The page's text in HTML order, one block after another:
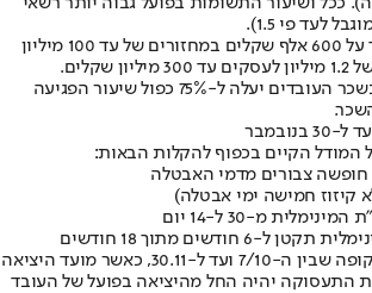
לעד פי 1.5).
- תקרת הפיצוי תעמוד על 600 אלף שקלים במחזורים של עד 100 מיליון
שקלים.
- שיעור ההשתתפות בשכר העובדים יעלה ל-75% כפול שיעור הפגיעה
המודל הקיים בכפוף להקלות הבאות:
חופשה צבורים מדמי האבטלה
קיזוז חמישה ימי אבטלה)
מ-30 ל-14 יום
חודשים מתוך 18 חודשים
-ההקלות יתקיימו בתקופה שבין ה-7/10 ועד ל-30.11, כאשר מועד היציאה
התעסוקה יהיה החל מהיציאה בפועל של העובד